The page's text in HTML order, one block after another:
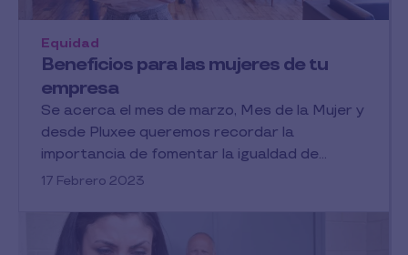
Beneficios para las mujeres de tu
empresa
Equidad
Se acerca el mes de marzo, Mes de la Mujer y
desde Pluxee queremos recordar la
importancia de fomentar la igualdad de...
17 Febrero 2023